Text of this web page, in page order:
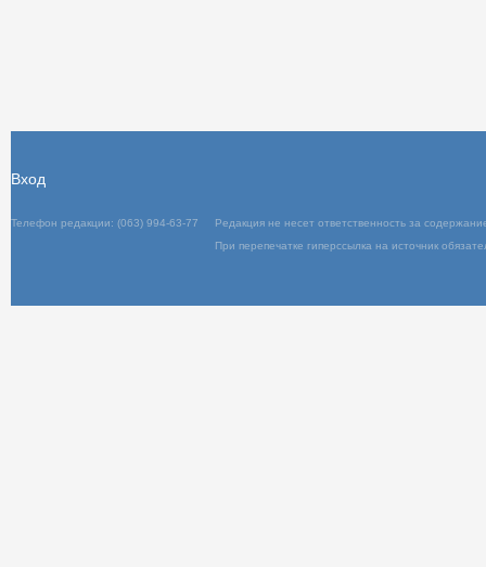
Телефон редакции: (063) 994-63-77
При